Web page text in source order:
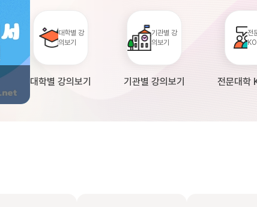
대학별 강
의보기
대학별 강의보기
기관별 강
의보기
기관별 강의보기
전
전문대학